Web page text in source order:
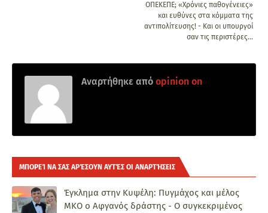
ΟΠΕΚΕΠΕ; «Χρόνιες παθογένειες»
και ευθύνες στα κόμματα της
αντιπολίτευσης! - Και οι υπουργοί
σαν τις περιστέρες...
Αναρτήθηκε από opinion on
ΜΠΟΡΕΊ ΝΑ ΣΑΣ ΑΡΈΣΟΥΝ ΑΥΤΈΣ ΟΙ ΑΝΑΡΤΉΣΕΙΣ
Έγκλημα στην Κυψέλη: Πυγμάχος και μέλος
ΜΚΟ ο Αφγανός δράστης - Ο συγκεκριμένος